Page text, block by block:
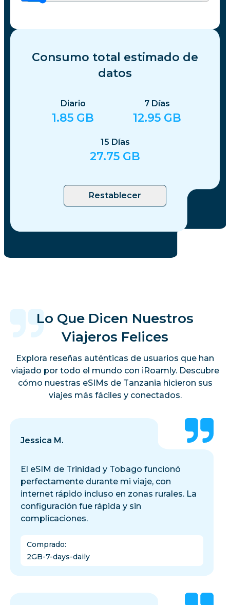
Consumo total estimado de
datos
Diario
1.85 GB
7 Días
12.95 GB
15 Días
27.75 GB
Restablecer
Lo Que Dicen Nuestros
Viajeros Felices
Explora reseñas auténticas de usuarios que han
viajado por todo el mundo con iRoamly. Descubre
cómo nuestras eSIMs de Tanzania hicieron sus
viajes más fáciles y conectados.
Jessica M.
El eSIM de Trinidad y Tobago funcionó
perfectamente durante mi viaje, con
internet rápido incluso en zonas rurales. La
configuración fue rápida y sin
complicaciones.
Comprado:
2GB-7-days-daily